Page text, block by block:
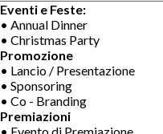
Eventi e Feste:
• Annual Dinner
• Christmas Party
Promozione
• Lancio / Presentazione
• Sponsoring
• Co - Branding
Premiazioni